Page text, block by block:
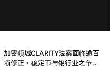
加密领域CLARITY法案面临逾百
项修正，稳定币与银行业之争...